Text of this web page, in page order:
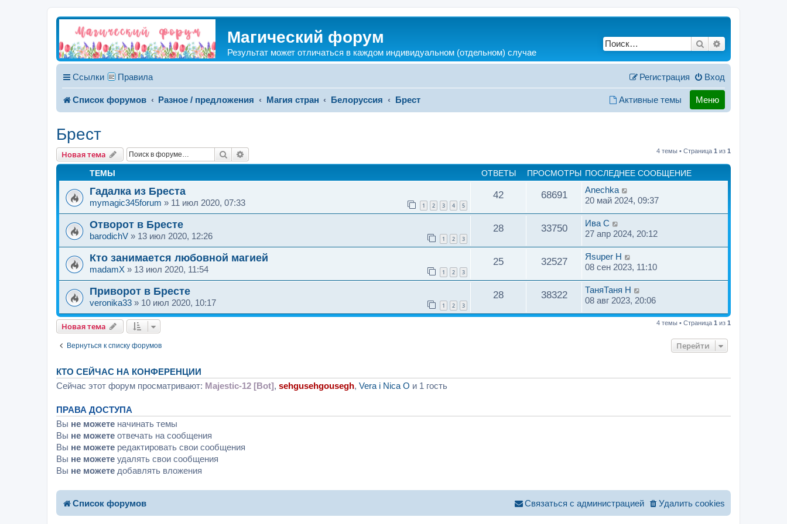
Магический форум
Результат может отличаться в каждом индивидуальном (отдельном) случае
Поиск
Ссылки Правила Вход
Регистрация
Список форумов Разное / предложения Магия стран Белоруссия Брест Активные темы Меню
Брест
Новая тема Поиск 4 темы • Страница 1 из 1
ТЕМЫ ОТВЕТЫ ПРОСМОТРЫ ПОСЛЕДНЕЕ СООБЩЕНИЕ
Гадалка из Бреста
mymagic345forum » 11 июл 2020, 07:33 1 2 3 4 5
42 68691
Anechka
20 май 2024, 09:37
Отворот в Бресте
barodichV » 13 июл 2020, 12:26 1 2 3
28 33750
Ива C
27 апр 2024, 20:12
Кто занимается любовной магией
madamX » 13 июл 2020, 11:54 1 2 3
25 32527
Яsuper H
08 сен 2023, 11:10
Приворот в Бресте
veronika33 » 10 июл 2020, 10:17 1 2 3
28 38322
ТаняТаня H
08 авг 2023, 20:06
Новая тема 4 темы • Страница 1 из 1
Вернуться к списку форумов Перейти
КТО СЕЙЧАС НА КОНФЕРЕНЦИИ
Сейчас этот форум просматривают: Majestic-12 [Bot], sehgusehgousegh, Vera i Nica O и 1 гость
ПРАВА ДОСТУПА
Вы не можете начинать темы
Вы не можете отвечать на сообщения
Вы не можете редактировать свои сообщения
Вы не можете удалять свои сообщения
Вы не можете добавлять вложения
Список форумов Удалить cookies
Связаться с администрацией